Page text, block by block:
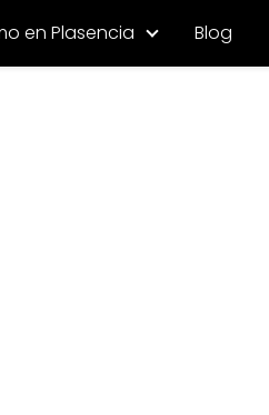
en Plasencia Blog